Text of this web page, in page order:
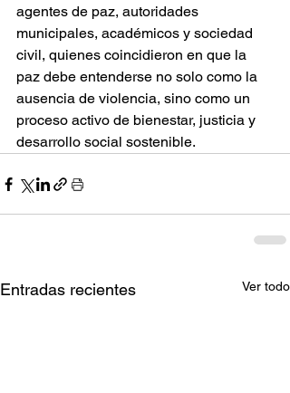
agentes de paz, autoridades
municipales, académicos y sociedad
civil, quienes coincidieron en que la
paz debe entenderse no solo como la
ausencia de violencia, sino como un
proceso activo de bienestar, justicia y
desarrollo social sostenible.
Entradas recientes Ver todo